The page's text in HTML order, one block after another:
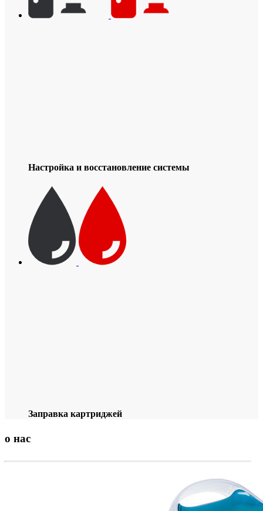
Настройка и восстановление системы
Заправка картриджей
о нас